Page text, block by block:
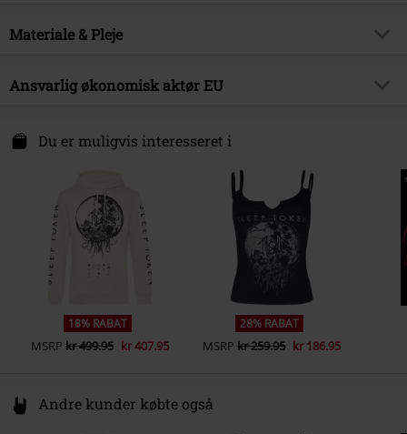
Musikgenre
Licens
Officiel Licens
Udgivelsesdato
02-08-2024
Produkttype
Materiale & Pleje
Ydermateriale Glas
Ansvarlig økonomisk aktør EU
P4AX
The Black Church, St Mary´s Place
EUAR@ie.ia-net.com
Du er muligvis interesseret i
18% RABAT
MSRP kr 499.95 kr 407.95
28% RABAT
MSRP kr 259.95 kr 186.95
Andre kunder købte også